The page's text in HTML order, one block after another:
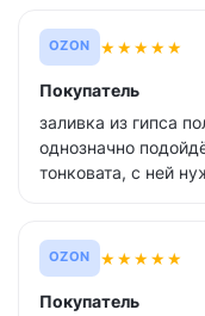
OZON ★★★★★
Покупатель
заливка из гипса
однозначно
тонковата, с ней
OZON ★★★★★
Покупатель